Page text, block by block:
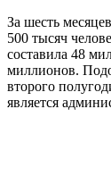
За шесть
500 тысяч
составила 48
миллионов.
второго
является